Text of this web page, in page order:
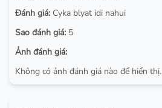
Đánh giá: Cyka blyat idi nahui
Sao đánh giá: 5
Ảnh đánh giá:
Không có ảnh đánh giá nào để hiển thị.